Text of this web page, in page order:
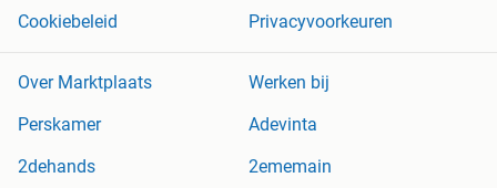
Cookiebeleid
Privacyvoorkeuren
Over Marktplaats
Werken bij
Perskamer
Adevinta
2dehands
2ememain